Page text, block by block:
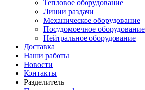
Тепловое оборудование
Линии раздачи
Механическое оборудование
Посудомоечное оборудование
Нейтральное оборудование
Доставка
Наши работы
Новости
Контакты
Разделитель